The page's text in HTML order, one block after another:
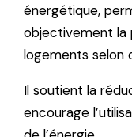
énergétique,
objectivement la
logements selon
Il soutient la
encourage